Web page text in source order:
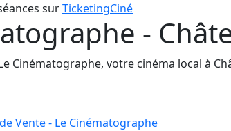
surTicketingCiné
-
Cinématographe, votre cinéma local à
Vente - Le Cinématographe